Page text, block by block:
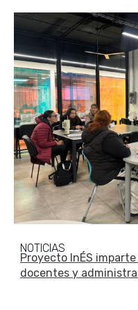
NOTICIAS
Proyecto InÉS
docentes y